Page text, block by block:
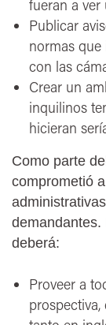
fueran a
Publicar
normas
con las
Crear un
inquilinos
hicieran
Como parte
comprometió
demandantes.
deberá:
Proveer a